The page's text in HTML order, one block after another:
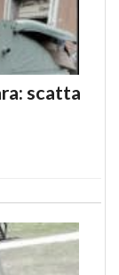
scatta